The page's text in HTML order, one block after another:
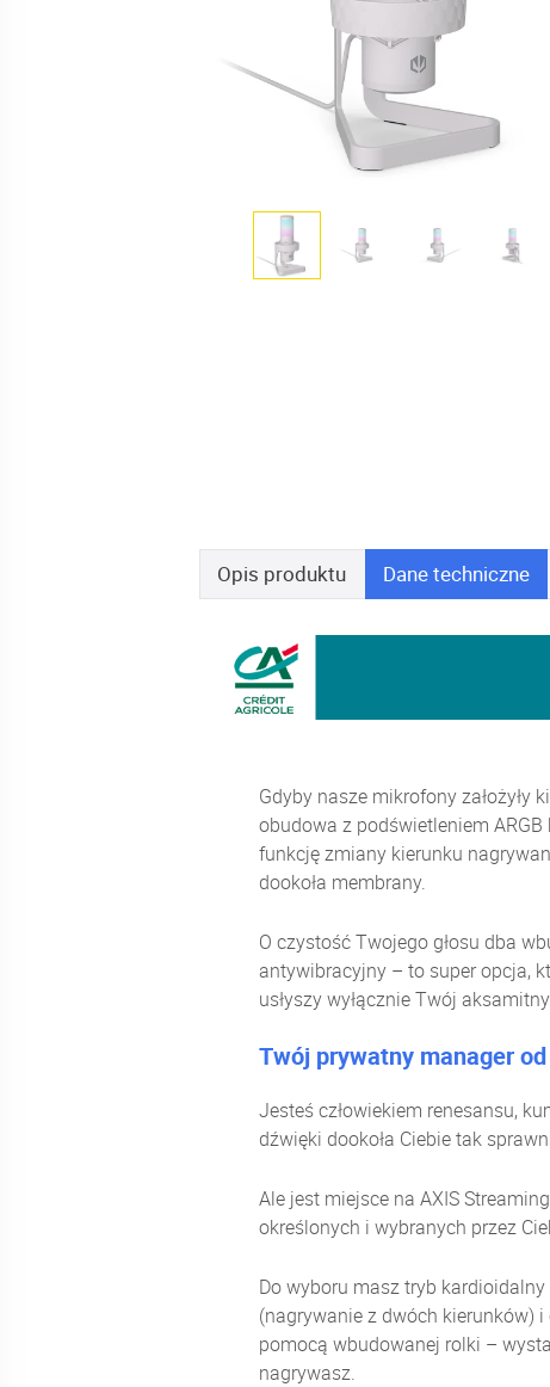
Opis produktu Danetechniczne
Gdyby nasze mikrofony założyły
obudowa z podświetleniem
funkcję zmiany kierunku
dookoła membrany.
O czystość Twojego głosu dba
antywibracyjny – to super opcja,
usłyszy wyłącznie Twój
Twój prywatny manager
Jesteś człowiekiem renesansu,
dźwięki dookoła Ciebie tak
Ale jest miejsce na AXIS
określonych i wybranych przez
Do wyboru masz tryb
(nagrywanie z dwóch kierunków)
pomocą wbudowanej rolki –
nagrywasz.